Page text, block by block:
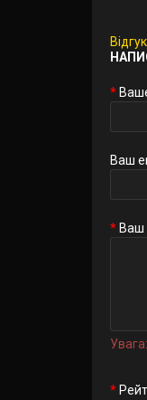
Ваш
Ваш
Увага: